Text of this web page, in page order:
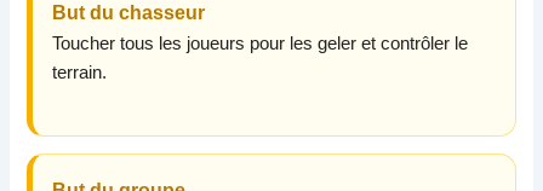
But du chasseur
Toucher tous les joueurs pour les geler et contrôler le
terrain.